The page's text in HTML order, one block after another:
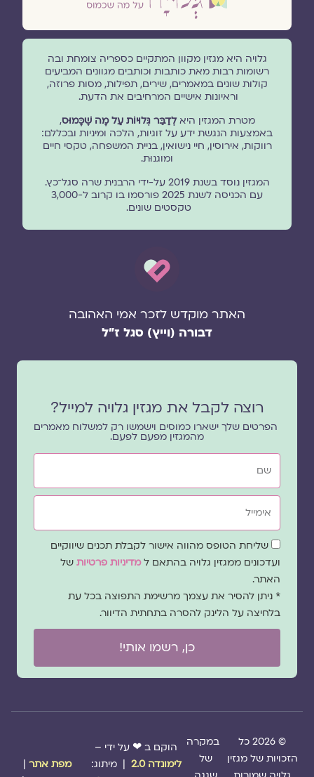
גלויה היא מגזין מקוון המתקיים כספריה צומחת ובה
רשומות רבות מאת כותבות וכותבים מגוונים המביעים
קולות שונים במאמרים, שירים, תפילות, מסות פרוזה,
וראיונות אישיים המרחיבים את הדעת.
מטרת המגזין היאלְדַבֵּר גְּלוּיוֹת עַל מָה שֶׁכָּמוּס,
באמצעות הנגשת ידע על זוגיות, הלכה ומיניות ובכללם:
רווקות, אירוסין, חיי נישואין, בניית המשפחה, טקסי חיים
ומוגנוּת.
המגזין נוסד בשנת 2019 על-ידי הרבנית שרה סגל־כץ.
עם הכניסה לשנת 2025 פורסמו בו קרוב ל-3,000
טקסטים שונים.
האתר מוקדש לזכר אמי האהובה
דבורה (וייץ) סגל ז"ל
רוצה לקבל את מגזין גלויה למייל?
הפרטים שלך ישארו כמוסים וישמשו רק למשלוח מאמרים
מהמגזין מפעם לפעם.
שם
אימייל
שדה
הסכמה
שליחת הטופס מהווה אישור לקבלת תכנים שיווקיים
ועדכונים ממגזין גלויה בהתאם ל מדיניות פרטיותשל
האתר.
* ניתן להסיר את עצמך מרשימת התפוצה בכל עת
בלחיצה על הלינק להסרה בתחתית הדיוור.
כן, רשמו אותי!
© 2026 כל
הזכויות של מגזין
במקרה
של
הוקם ב ❤ על ידי –
לימונדה 2.0
| מיתוג:
מפת אתר|